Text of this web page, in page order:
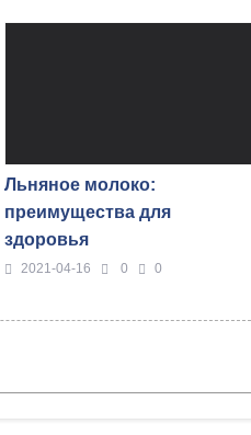
Льняное молоко:
преимущества для
здоровья
2021-04-16 0 0